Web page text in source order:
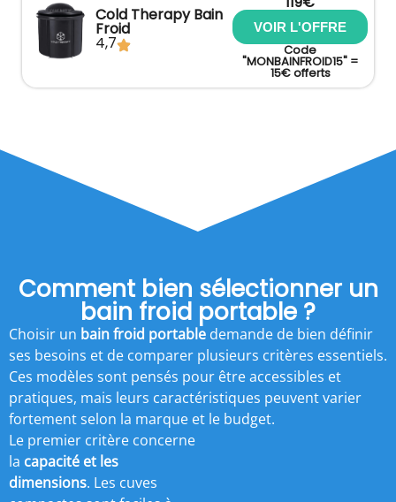
Cold Therapy Bain
Froid
4,7
VOIR L'OFFRE
Code
"MONBAINFROID15" =
15€ offerts
Comment bien sélectionner un
bain froid portable ?
Choisir un bain froid portable demande de bien définir
ses besoins et de comparer plusieurs critères essentiels.
Ces modèles sont pensés pour être accessibles et
pratiques, mais leurs caractéristiques peuvent varier
fortement selon la marque et le budget.
Le premier critère concerne
la capacité et les
dimensions. Les cuves